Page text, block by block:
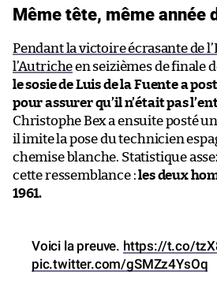
Même tête, même année
Pendant la victoire écrasante de
l’Autricheen seizièmes de finale
le sosie de Luis de la Fuente a
pour assurer qu’il n’était pas
Christophe Bex a ensuite posté
il imite la pose du technicien
chemise blanche. Statistique
cette ressemblance :les deux
1961.
Voici la preuve. https://t.co/
pic.twitter.com/gSMZz4YsOq